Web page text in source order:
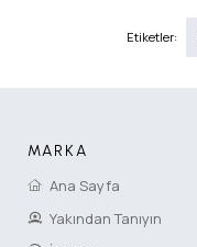
Etiketler:
MARKA
Ana Sayfa
Yakından Tanıyın